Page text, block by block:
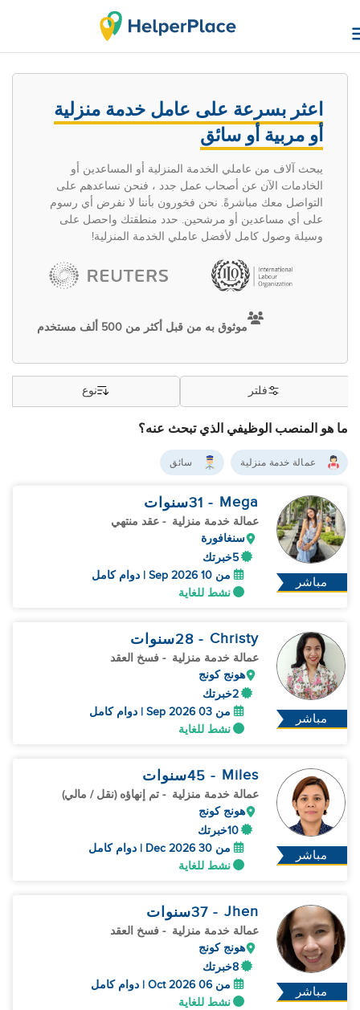
اعثر بسرعة على عامل خدمة منزلية
أو مربية أو سائق
يبحث آلاف من عاملي الخدمة المنزلية أو المساعدين أو
الخادمات الآن عن أصحاب عمل جدد ، فنحن نساعدهم على
التواصل معك مباشرةً. نحن فخورون بأننا لا نفرض أي رسوم
على أي مساعدين أو مرشحين. حدد منطقتك واحصل على
وسيلة وصول كامل لأفضل عاملي الخدمة المنزلية!
موثوق به من قبل أكثر من 500 ألف مستخدم
ما هو المنصب الوظيفي الذي تبحث عنه؟
فلتر نوع
عمالة خدمة منزلية سائق
مباشر
Mega
- 31 سنوات
عمالة خدمة منزلية - عقد منتهي
سنغافورة
5خبرتك
من 10 Sep 2026 | دوام كامل
نشط للغاية
مباشر
Christy
- 28 سنوات
عمالة خدمة منزلية - فسخ العقد
هونج كونج
2خبرتك
من 03 Sep 2026 | دوام كامل
نشط للغاية
مباشر
Miles
- 45 سنوات
عمالة خدمة منزلية - تم إنهاؤه (نقل / مالي)
هونج كونج
10خبرتك
من 30 Dec 2026 | دوام كامل
نشط للغاية
مباشر
Jhen
- 37 سنوات
عمالة خدمة منزلية - فسخ العقد
هونج كونج
8خبرتك
من 06 Oct 2026 | دوام كامل
نشط للغاية